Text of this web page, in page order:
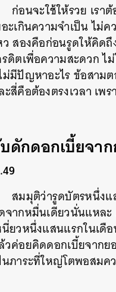
ก่อนจะใช้ให้รวย เรา
อะเกินความจำเป็น ไม่
สองคือก่อนรูดให้คิดถึ
รดิตเพื่อความสะดวก ไ
ม่มีปัญหาอะไร ข้อสาม
ะสี่คือต้องตรงเวลา เพ
ดักดอกเบี้ยจา
สมมุติว่ารูดบัตรหนึ่ง
จากหมื่นเดียวนั่นแหล
นี่ยวหนึ่งแสนแรกในเดื
วค่อยคิดดอกเบี้ยจากย
นภาระที่ใหญ่โตพอสมค
ค้นหา